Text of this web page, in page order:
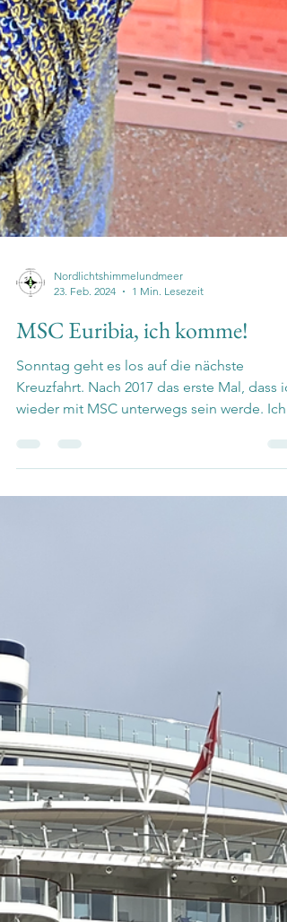
23. Feb. 2024
1 Min. Lesezeit
MSC Euribia, ich komme!
Sonntag geht es los auf die nächste
Kreuzfahrt. Nach 2017 das erste Mal, dass
wieder mit MSC unterwegs sein werde. Ich
bin aufgeregt...